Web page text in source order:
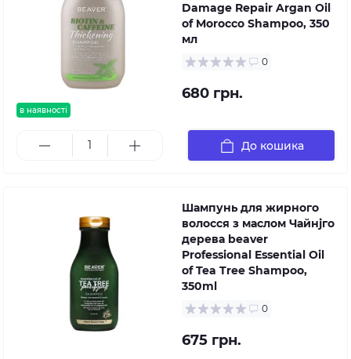
в наявності
Damage Repair Argan Oil
of Morocco Shampoo, 350
мл
0
680 грн.
До кошика
Шампунь для жирного
волосся з маслом Чайнjго
дерева beaver
Professional Essential Oil
of Tea Tree Shampoo,
350ml
0
675 грн.